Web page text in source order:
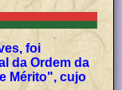
foi
da Ordem da
Mérito", cujo